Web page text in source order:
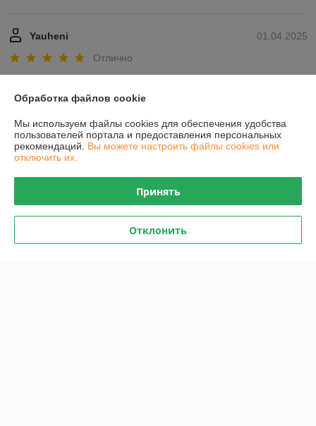
01.04.2025
Yauheni
Отлично
О нас
Обработка файлов cookie
Мы используем файлы cookies для обеспечения удобства
пользователей портала и предоставления персональных
рекомендаций. Вы можете настроить файлы cookies или
отключить их.
Принять
Отклонить